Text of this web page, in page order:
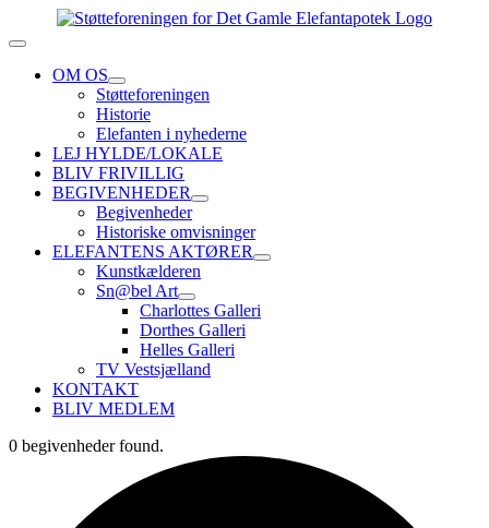
to
Toggle
NavigationOM OS
Støtteforeningen
Historie
Elefanten i nyhederne
LEJ HYLDE/LOKALE
BLIV FRIVILLIG
BEGIVENHEDER
Begivenheder
Historiske omvisninger
ELEFANTENS AKTØRER
Kunstkælderen
Sn@bel Art
Charlottes Galleri
Dorthes Galleri
Helles Galleri
TV Vestsjælland
KONTAKT
BLIV MEDLEM
0 begivenheder found.